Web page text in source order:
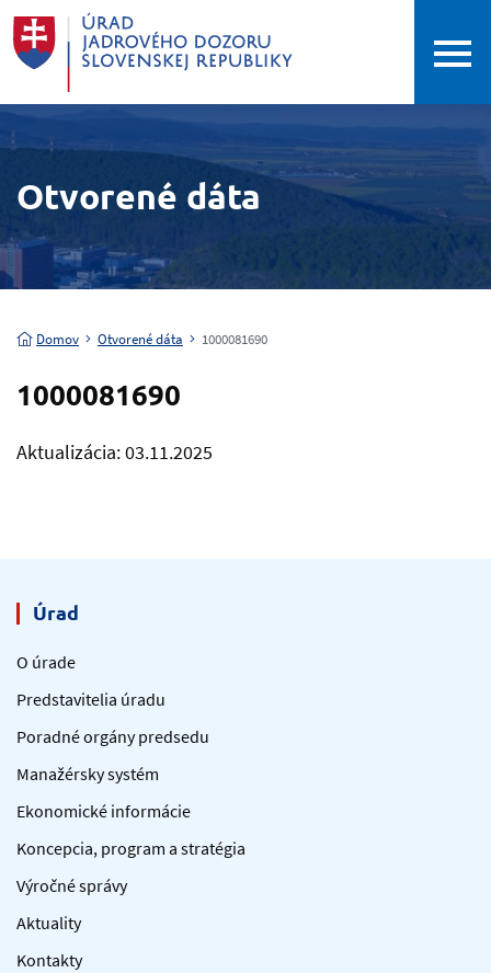
Otvorené dáta
Domov Otvorené dáta 1000081690
1000081690
Aktualizácia: 03.11.2025
Úrad
O úrade
Predstavitelia úradu
Poradné orgány predsedu
Manažérsky systém
Ekonomické informácie
Koncepcia, program a stratégia
Výročné správy
Aktuality
Kontakty